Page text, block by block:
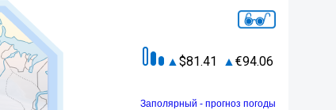
81.41 94.06
Заполярный - прогноз погоды